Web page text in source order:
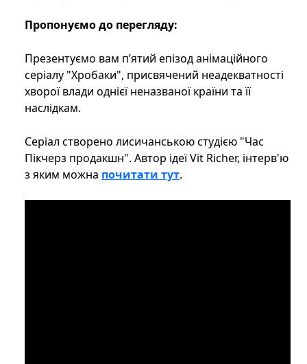
Пропонуємо до перегляду:
Презентуємо вам п’ятий епізод анімаційного
серіалу "Хробаки", присвячений неадекватності
хворої влади однієї неназваної країни та її
наслідкам.
Серіал створено лисичанською студією "Час
Пікчерз продакшн". Автор ідеї Vit Richer, інтерв'ю
з яким можна почитати тут.